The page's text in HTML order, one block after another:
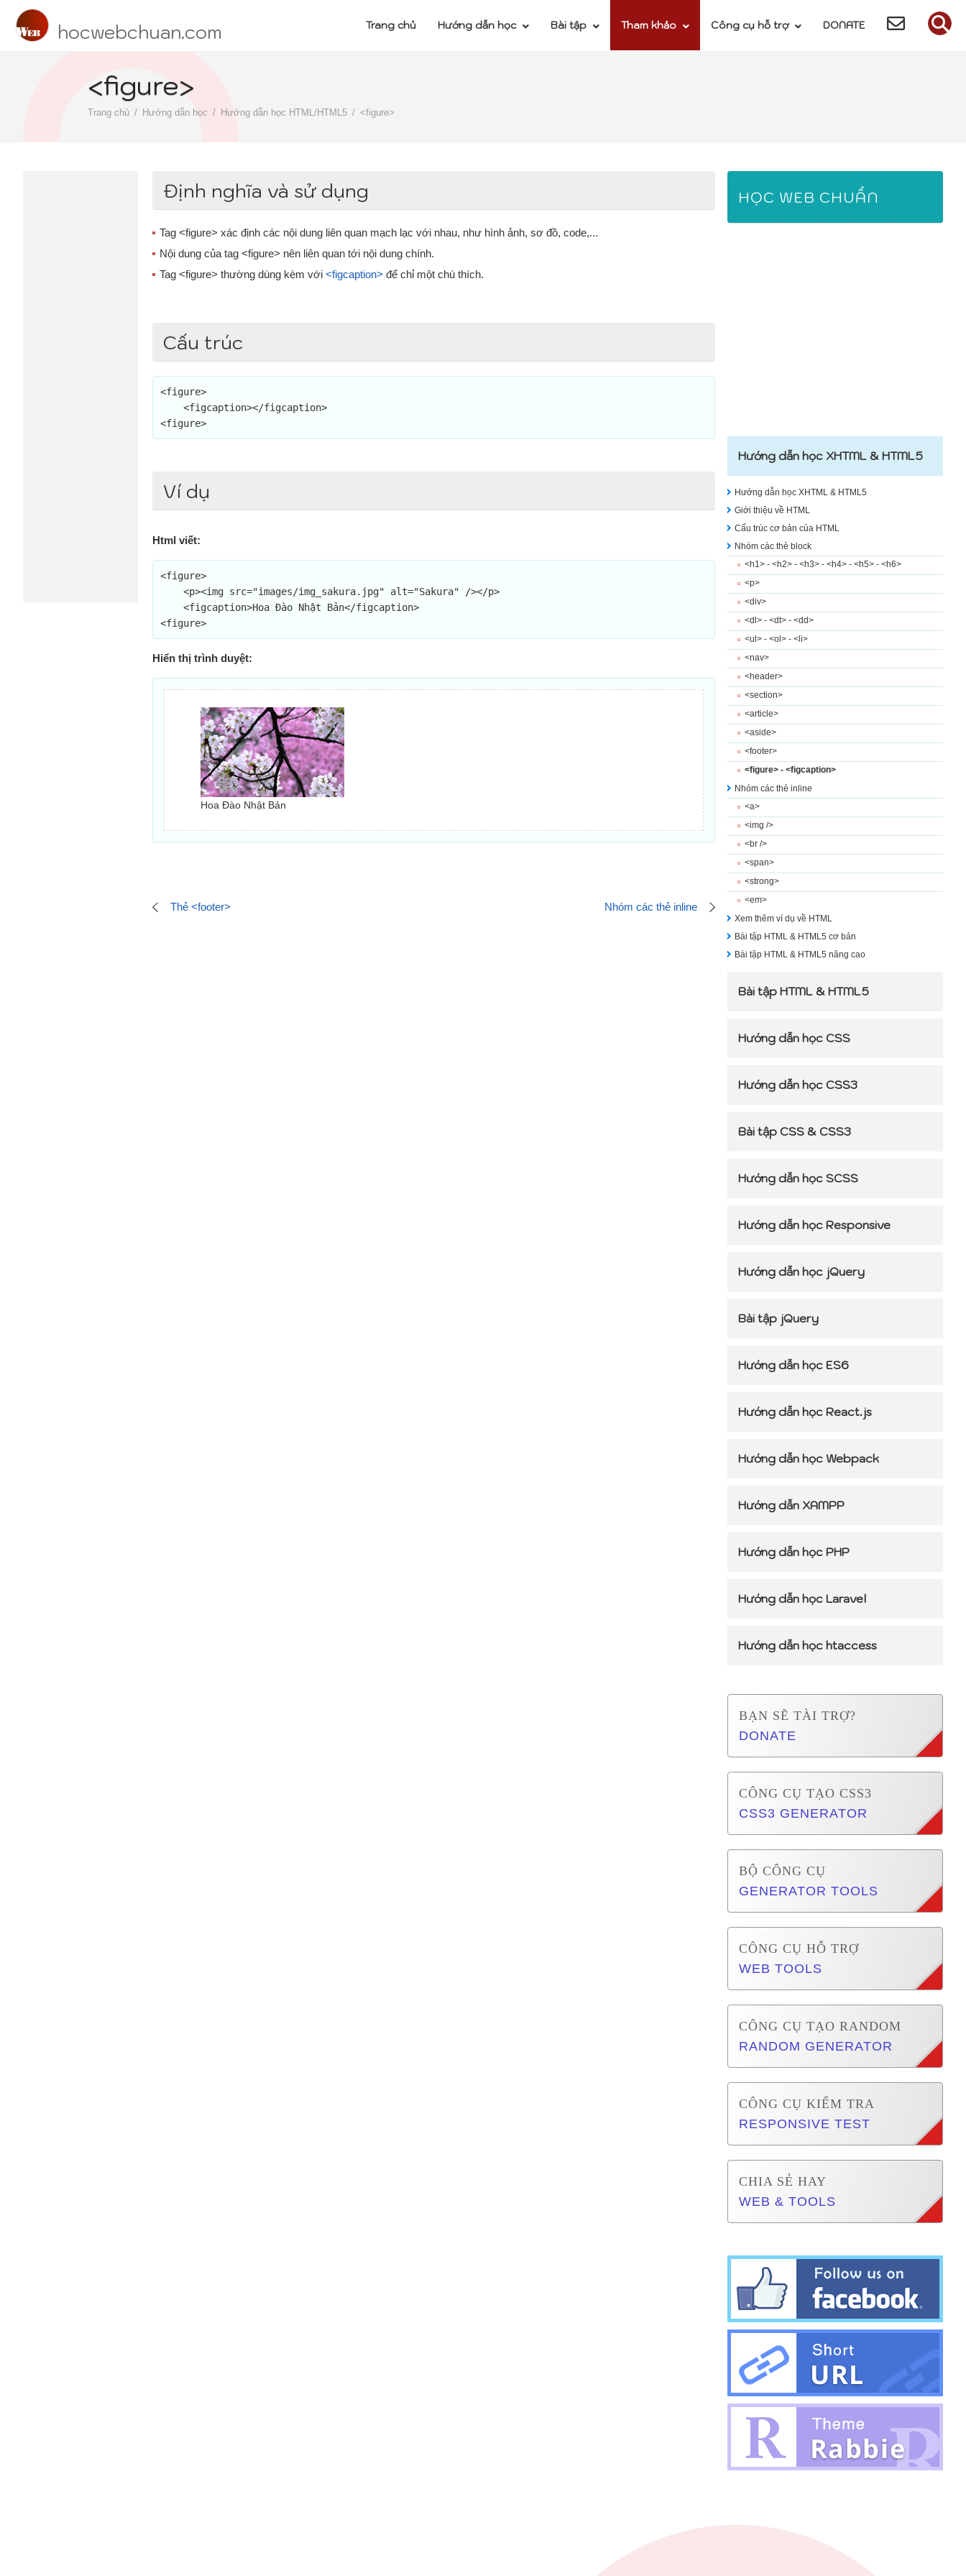
hocwebchuan.com Trang chủ Hướng dẫn học Bài tập Tham khảo Công cụ hỗ trợ DONATE
<figure>
Trang chủ Hướng dẫn học Hướng dẫn học HTML/HTML5 <figure>
Định nghĩa và sử dụng
Tag <figure> xác định các nội dung liên quan mạch lạc với nhau, như hình ảnh, sơ đồ, code,...
Nội dung của tag <figure> nên liên quan tới nội dung chính.
Tag <figure> thường dùng kèm với <figcaption> để chỉ một chú thích.
Cấu trúc
<figure>
<figure>
Ví dụ
Html viết:
<figure>
<figure>
Hiển thị trình duyệt:
Hoa Đào Nhật Bản
Thẻ <footer> Nhóm các thẻ inline
HỌC WEB CHUẨN
Hướng dẫn học XHTML & HTML5
Hướng dẫn học XHTML & HTML5
Giới thiệu về HTML
Cấu trúc cơ bản của HTML
Nhóm các thẻ block
<h1> - <h2> - <h3> - <h4> - <h5> - <h6>
<p>
<div>
<dl> - <dt> - <dd>
<ul> - <ol> - <li>
<nav>
<header>
<section>
<article>
<aside>
<footer>
<figure> - <figcaption>
Nhóm các thẻ inline
<a>
<img />
<br />
<span>
<strong>
<em>
Xem thêm ví dụ về HTML
Bài tập HTML & HTML5 cơ bản
Bài tập HTML & HTML5 nâng cao
Bài tập HTML & HTML5
Hướng dẫn học CSS
Hướng dẫn học CSS3
Bài tập CSS & CSS3
Hướng dẫn học SCSS
Hướng dẫn học Responsive
Hướng dẫn học jQuery
Bài tập jQuery
Hướng dẫn học ES6
Hướng dẫn học React.js
Hướng dẫn học Webpack
Hướng dẫn XAMPP
Hướng dẫn học PHP
Hướng dẫn học Laravel
Hướng dẫn học htaccess
BẠN SẼ TÀI TRỢ?
DONATE
CÔNG CỤ TẠO CSS3
CSS3 GENERATOR
BỘ CÔNG CỤ
GENERATOR TOOLS
CÔNG CỤ HỖ TRỢ
WEB TOOLS
CÔNG CỤ TẠO RANDOM
RANDOM GENERATOR
CÔNG CỤ KIỂM TRA
RESPONSIVE TEST
CHIA SẺ HAY
WEB & TOOLS